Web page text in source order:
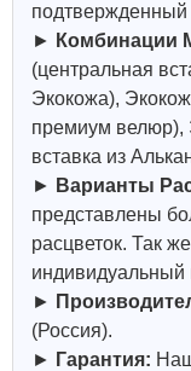
► Комбинации
(центральная
Экокожа),
премиум велюр),
вставка из
► Варианты
представлены
расцветок. Так
►
(Россия).
► Гарантия: